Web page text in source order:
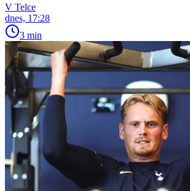
V Telce
dnes, 17:28
3 min